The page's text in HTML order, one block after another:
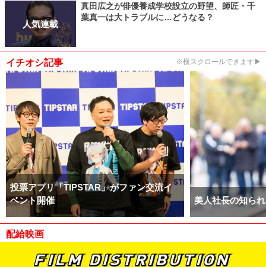
人気連載
真田広之が俳優養成学校設立の野望、師匠・千
葉真一は大トラブルに…どうなる？
イチオシ記事 ※横スクロールできます▶
投票アプリ「TIPSTAR」がファン交流イ
ベント開催
美人社長の知ら
配給映画